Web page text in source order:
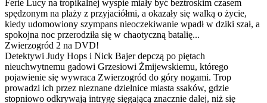
Ferie Lucy na tropikalnej wyspie miały być beztroskim czasem
spędzonym na plaży z przyjaciółmi, a okazały się walką o życie,
kiedy udomowiony szympans nieoczekiwanie wpadł w dziki szał, a
spokojna noc przerodziła się w chaotyczną batalię...
Zwierzogród 2 na DVD!
Detektywi Judy Hops i Nick Bajer depczą po piętach
nieuchwytnemu gadowi Grzesiowi Żmijewskiemu, którego
pojawienie się wywraca Zwierzogród do góry nogami. Trop
prowadzi ich przez nieznane dzielnice miasta ssaków, gdzie
stopniowo odkrywają intrygę sięgającą znacznie dalej, niż się